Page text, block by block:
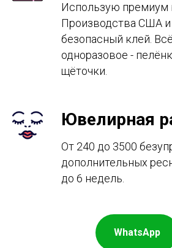
Использую премиум
Производства США и
безопасный клей.
одноразовое -
щёточки.
Ювелирная
От 240 до 3500
дополнительных
до 6 недель.
WhatsApp